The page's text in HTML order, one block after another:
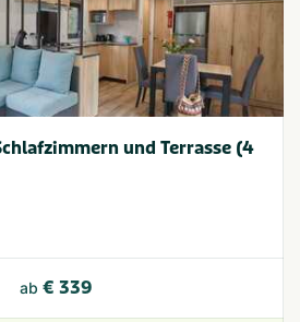
und Terrasse (4
ab € 339